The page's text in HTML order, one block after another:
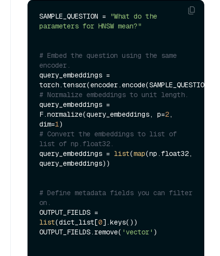
SAMPLE_QUESTION =
"What do the
parameters for HNSW mean?"
# Embed the question using the same
encoder.
query_embeddings =
# Normalize embeddings to unit length.
query_embeddings =
F.normalize(query_embeddings, p=2 ,
dim=1
# Convert the embeddings to list of
list of np.float32.
query_embeddings = list(map(np.float32,
query_embeddings))
# Define metadata fields you can filter
on.
list(dict_list[0].keys())
OUTPUT_FIELDS.remove( 'vector' )